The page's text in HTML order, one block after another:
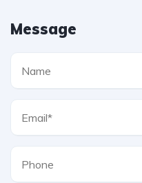
Message